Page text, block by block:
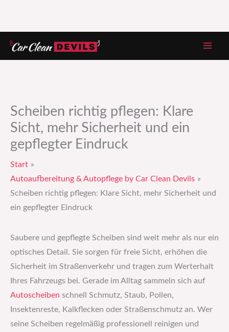
Zum
Inhalt
Scheiben richtig pflegen: Klare
Sicht, mehr Sicherheit und ein
gepflegter Eindruck
Start
Autoaufbereitung & Autopflege by Car Clean Devils
Scheiben richtig pflegen: Klare Sicht, mehr Sicherheit und
ein gepflegter Eindruck
Saubere und gepflegte Scheiben sind weit mehr als nur ein
optisches Detail. Sie sorgen für freie Sicht, erhöhen die
Sicherheit im Straßenverkehr und tragen zum Werterhalt
Ihres Fahrzeugs bei. Gerade im Alltag sammeln sich auf
Autoscheiben schnell Schmutz, Staub, Pollen,
Insektenreste, Kalkflecken oder Straßenschmutz an. Wer
seine Scheiben regelmäßig professionell reinigen und